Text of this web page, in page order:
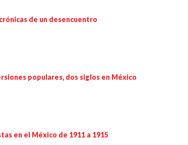
de un desencuentro
populares, dos siglos en México
en el México de 1911 a 1915